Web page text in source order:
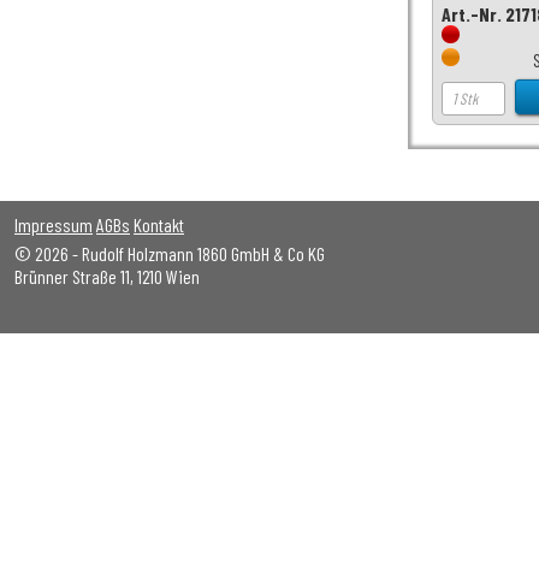
Art.-Nr.
Impressum AGBs Kontakt
© 2026 - Rudolf Holzmann 1860 GmbH & Co KG
Brünner Straße 11, 1210 Wien